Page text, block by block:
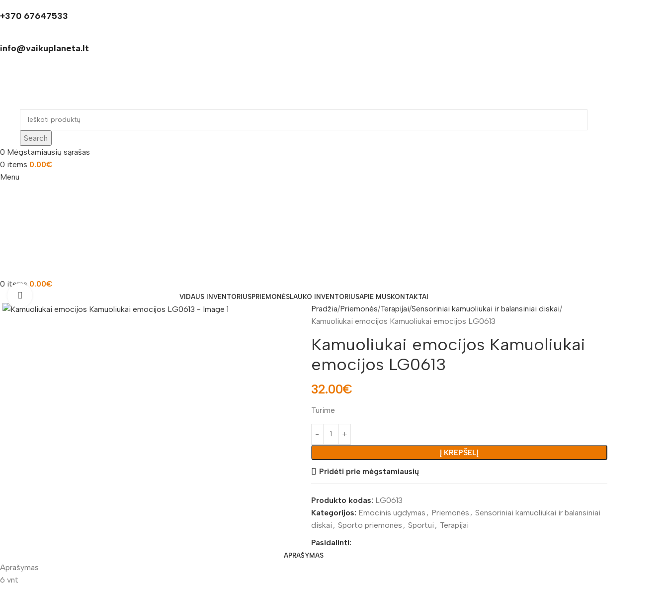
+370 67647533
info@vaikuplaneta.lt
Search
0 Mėgstamiausių sąrašas
0 items 0.00€
Menu
0 items 0.00€
VIDAUS INVENTORIUSPRIEMONĖSLAUKO INVENTORIUSAPIE MUSKONTAKTAI
Pradžia Priemonės Terapijai Sensoriniai kamuoliukai ir balansiniai diskai
Kamuoliukai emocijos Kamuoliukai emocijos LG0613
Kamuoliukai emocijos Kamuoliukai
emocijos LG0613
32.00€
Turime
Į KREPŠELĮ
Pridėti prie mėgstamiausių
Produkto kodas: LG0613
Kategorijos: Emocinis ugdymas , Priemonės , Sensoriniai kamuoliukai ir balansiniai
diskai , Sporto priemonės , Sportui , Terapijai
Pasidalinti:
APRAŠYMAS
Aprašymas
6 vnt